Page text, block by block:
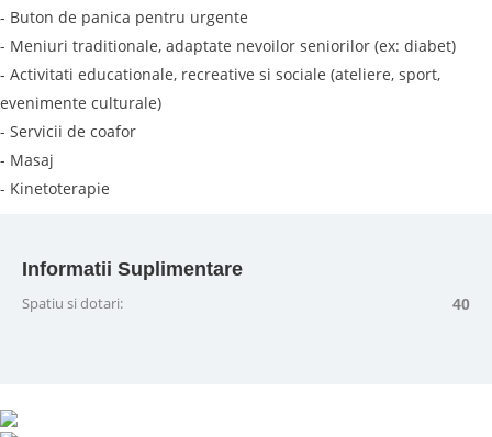
- Buton de panica pentru urgente
- Meniuri traditionale, adaptate nevoilor seniorilor (ex: diabet)
- Activitati educationale, recreative si sociale (ateliere, sport,
evenimente culturale)
- Servicii de coafor
- Masaj
- Kinetoterapie
Informatii Suplimentare
Spatiu si dotari: 40